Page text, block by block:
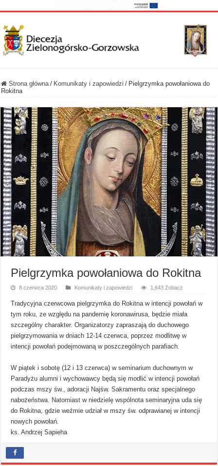
Strona główna / Komunikaty i zapowiedzi / Pielgrzymka powołaniowa do
Rokitna
Pielgrzymka powołaniowa do Rokitna
8 czerwca 2020 Komunikaty i zapowiedzi 1,643 Zobacz
Tradycyjna czerwcowa pielgrzymka do Rokitna w intencji powołań w
tym roku, ze względu na pandemię koronawirusa, będzie miała
szczególny charakter. Organizatorzy zapraszają do duchowego
pielgrzymowania w dniach 12-14 czerwca, poprzez modlitwę w
intencji powołań podejmowaną w poszczególnych parafiach.
W piątek i sobotę (12 i 13 czerwca) w seminarium duchownym w
Paradyżu alumni i wychowawcy będą się modlić w intencji powołań
podczas mszy św., adoracji Najśw. Sakramentu oraz specjalnego
nabożeństwa. Natomiast w niedzielę wspólnota seminaryjna uda się
do Rokitna, gdzie weźmie udział w mszy św. odprawianej w intencji
nowych powołań.
ks. Andrzej Sapieha